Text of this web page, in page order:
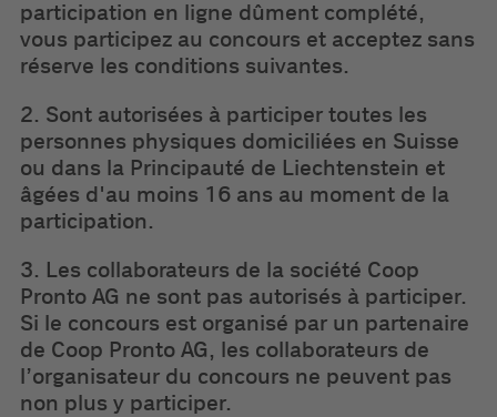
participation en ligne dûment complété,
vous participez au concours et acceptez sans
réserve les conditions suivantes.
2. Sont autorisées à participer toutes les
personnes physiques domiciliées en Suisse
ou dans la Principauté de Liechtenstein et
âgées d'au moins 16 ans au moment de la
participation.
3. Les collaborateurs de la société Coop
Pronto AG ne sont pas autorisés à participer.
Si le concours est organisé par un partenaire
de Coop Pronto AG, les collaborateurs de
l’organisateur du concours ne peuvent pas
non plus y participer.